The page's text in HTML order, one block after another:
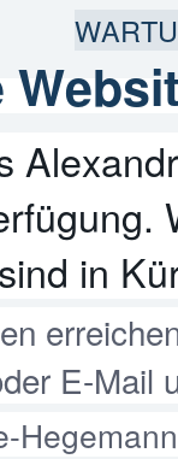
in
E-Mail